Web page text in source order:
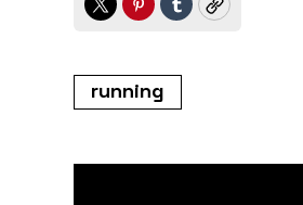
TwitterPinterest
TumblrCopy
running